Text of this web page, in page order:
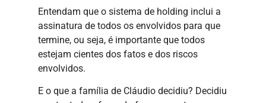
Entendam que o sistema de holding inclui a
assinatura de todos os envolvidos para que
termine, ou seja, é importante que todos
estejam cientes dos fatos e dos riscos
envolvidos.
E o que a família de Cláudio decidiu? Decidiu